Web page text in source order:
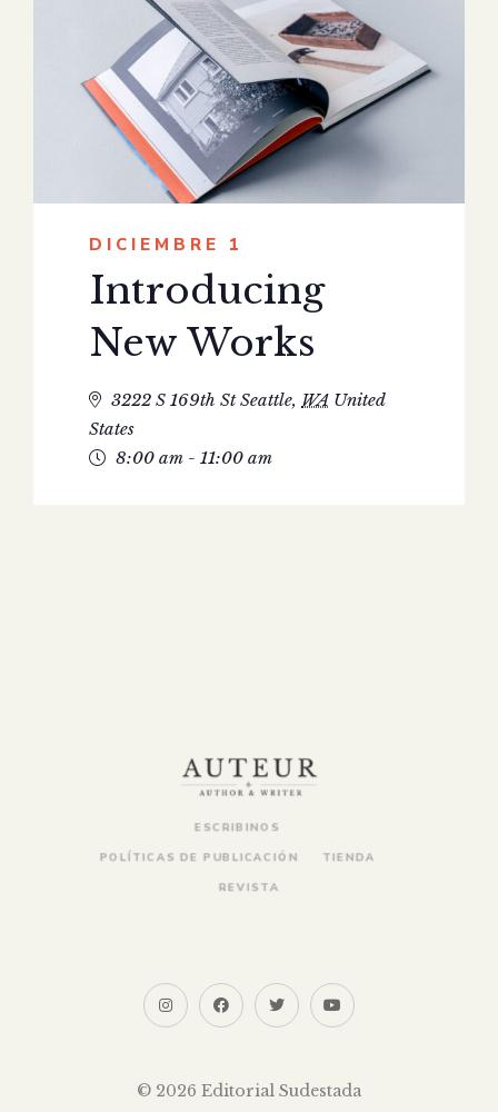
DICIEMBRE 1
Introducing
New Works
3222 S 169th St Seattle, WA United
States
8:00 am - 11:00 am
ESCRIBINOS
POLÍTICAS DE PUBLICACIÓN TIENDA
REVISTA
© 2026 Editorial Sudestada